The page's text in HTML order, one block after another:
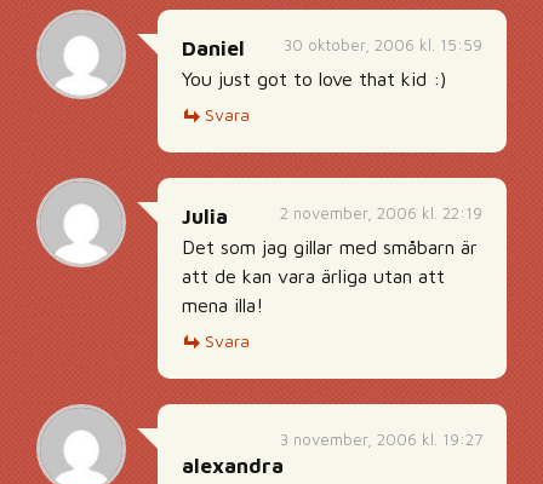
30 oktober, 2006 kl. 15:59
Daniel
You just got to love that kid :)
Svara
2 november, 2006 kl. 22:19
Julia
Det som jag gillar med småbarn är
att de kan vara ärliga utan att
mena illa!
Svara
3 november, 2006 kl. 19:27
alexandra